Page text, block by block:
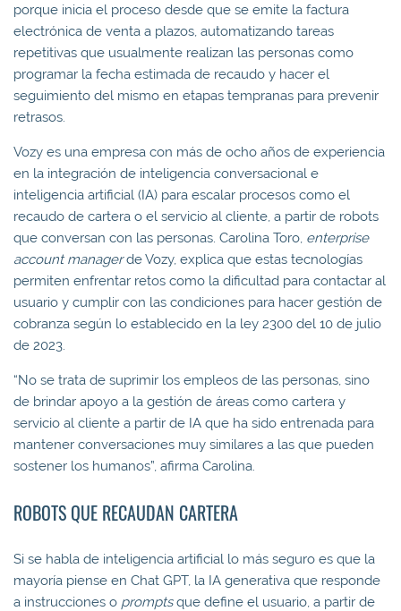
porque inicia el proceso desde que se emite la factura
electrónica de venta a plazos, automatizando tareas
repetitivas que usualmente realizan las personas como
programar la fecha estimada de recaudo y hacer el
seguimiento del mismo en etapas tempranas para prevenir
retrasos.
Vozy es una empresa con más de ocho años de experiencia
en la integración de inteligencia conversacional e
inteligencia artificial (IA) para escalar procesos como el
recaudo de cartera o el servicio al cliente, a partir de robots
que conversan con las personas. Carolina Toro, enterprise
account managerde Vozy, explica que estas tecnologías
permiten enfrentar retos como la dificultad para contactar al
usuario y cumplir con las condiciones para hacer gestión de
cobranza según lo establecido en la ley 2300 del 10 de julio
de 2023.
“No se trata de suprimir los empleos de las personas, sino
de brindar apoyo a la gestión de áreas como cartera y
servicio al cliente a partir de IA que ha sido entrenada para
mantener conversaciones muy similares a las que pueden
sostener los humanos”, afirma Carolina.
ROBOTS QUE RECAUDAN CARTERA
Si se habla de inteligencia artificial lo más seguro es que la
mayoría piense en Chat GPT, la IA generativa que responde
a instrucciones o promptsque define el usuario, a partir de